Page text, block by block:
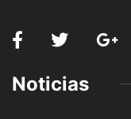
Noticias